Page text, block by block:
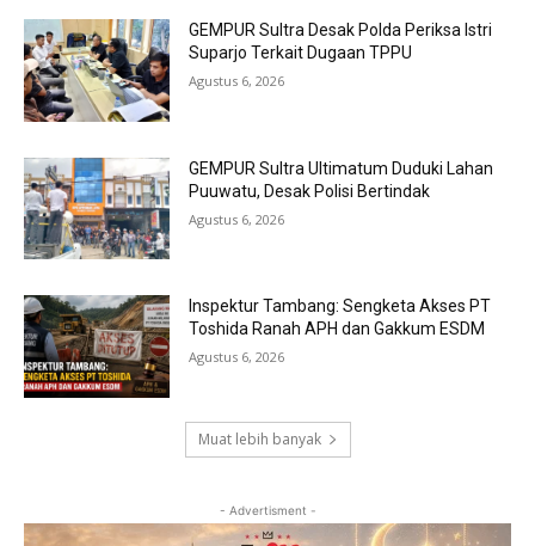
GEMPUR Sultra Desak Polda Periksa Istri
Suparjo Terkait Dugaan TPPU
Agustus 6, 2026
GEMPUR Sultra Ultimatum Duduki Lahan
Puuwatu, Desak Polisi Bertindak
Agustus 6, 2026
Inspektur Tambang: Sengketa Akses PT
Toshida Ranah APH dan Gakkum ESDM
Agustus 6, 2026
Muat lebih banyak
- Advertisment -